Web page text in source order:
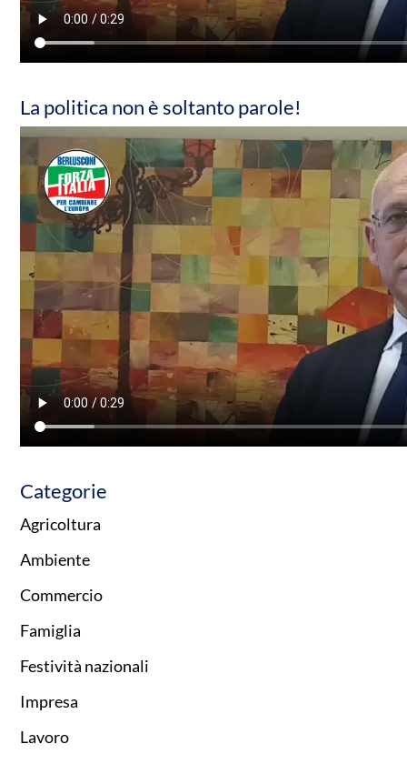
La politica non è soltanto parole!
Categorie
Agricoltura
Ambiente
Commercio
Famiglia
Festività nazionali
Impresa
Lavoro